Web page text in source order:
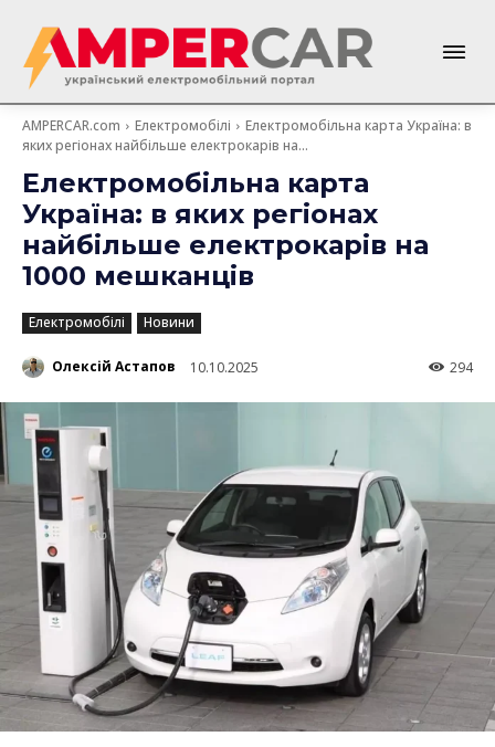
AMPERCAR.com Електромобілі
Електромобільна карта Україна: в
яких регіонах найбільше електрокарів на...
Електромобільна карта
Україна: в яких регіонах
найбільше електрокарів на
1000 мешканців
Електромобілі Новини
Олексій Астапов 10.10.2025 294